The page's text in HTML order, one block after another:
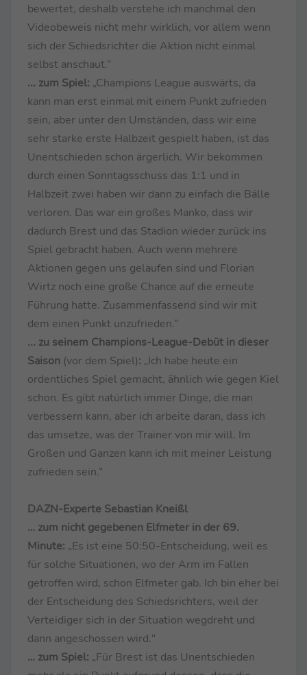
bewertet, deshalb verstehe ich manchmal den
Videobeweis nicht mehr wirklich, vor allem wenn
sich der Schiedsrichter die Aktion nicht einmal
selbst anschaut.“
... zum Spiel: „Champions League auswärts, da
kann man erst einmal mit einem Punkt zufrieden
sein, aber unter den Umständen, dass wir eine
sehr starke erste Halbzeit gespielt haben, ist das
Unentschieden schon ärgerlich. Wir bekommen
durch einen Sonntagsschuss das 1:1 und in
Halbzeit zwei haben wir dann zu einfach die Bälle
verloren. Das war ein großes Manko, dass wir
dadurch Brest und das Stadion wieder zurück ins
Spiel gebracht haben. Auch wenn mehrere
Aktionen gegen uns gelaufen sind und Florian
Wirtz noch eine große Chance auf die erneute
Führung hatte. Zusammenfassend sind wir mit
dem einen Punkt unzufrieden.“
... zu seinem Champions-League-Debüt in dieser
Saison (vor dem Spiel): „Ich habe heute ein
ordentliches Spiel gemacht, ähnlich wie gegen Kiel
schon. Es gibt natürlich immer Dinge, die man
verbessern kann, aber ich arbeite daran, dass ich
das umsetze, was der Trainer von mir will. Im
Großen und Ganzen kann ich mit meiner Leistung
zufrieden sein.“
DAZN-Experte Sebastian Kneißl
… zum nicht gegebenen Elfmeter in der 69.
Minute: „Es ist eine 50:50-Entscheidung, weil es
für solche Situationen, wo der Arm im Fallen
getroffen wird, schon Elfmeter gab. Ich bin eher bei
der Entscheidung des Schiedsrichters, weil der
Verteidiger sich in der Situation wegdreht und
dann angeschossen wird."
… zum Spiel: „Für Brest ist das Unentschieden